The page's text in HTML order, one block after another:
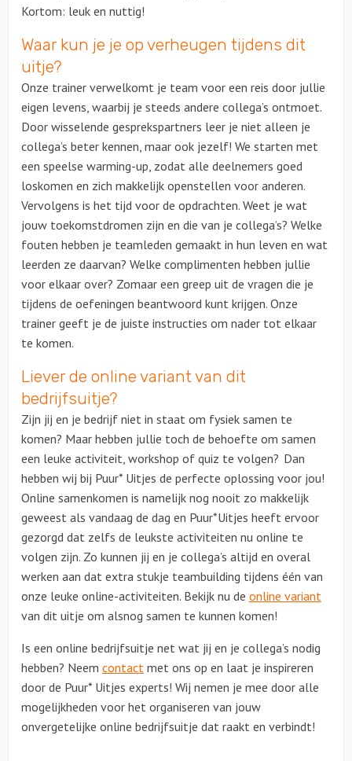
Rondleidingen
Wandelingen
Fietstochten
Segwaytours
Solextours
Locaties
Themafeesten
Dinnershows
Kortom: leuk en nuttig!
Waar kun je je op verheugen tijdens dit
uitje?
Onze trainer verwelkomt je team voor een reis door jullie
eigen levens, waarbij je steeds andere collega’s ontmoet.
Door wisselende gesprekspartners leer je niet alleen je
collega’s beter kennen, maar ook jezelf! We starten met
een speelse warming-up, zodat alle deelnemers goed
loskomen en zich makkelijk openstellen voor anderen.
Vervolgens is het tijd voor de opdrachten. Weet je wat
jouw toekomstdromen zijn en die van je collega’s? Welke
fouten hebben je teamleden gemaakt in hun leven en wat
leerden ze daarvan? Welke complimenten hebben jullie
voor elkaar over? Zomaar een greep uit de vragen die je
tijdens de oefeningen beantwoord kunt krijgen. Onze
trainer geeft je de juiste instructies om nader tot elkaar
te komen.
Liever de online variant van dit
bedrijfsuitje?
Zijn jij en je bedrijf niet in staat om fysiek samen te
komen? Maar hebben jullie toch de behoefte om samen
een leuke activiteit, workshop of quiz te volgen? Dan
hebben wij bij Puur* Uitjes de perfecte oplossing voor jou!
Online samenkomen is namelijk nog nooit zo makkelijk
geweest als vandaag de dag en Puur*Uitjes heeft ervoor
gezorgd dat zelfs de leukste activiteiten nu online te
volgen zijn. Zo kunnen jij en je collega’s altijd en overal
werken aan dat extra stukje teambuilding tijdens één van
onze leuke online-activiteiten. Bekijk nu de online variant
van dit uitje om alsnog samen te kunnen komen!
Is een online bedrijfsuitje net wat jij en je collega’s nodig
hebben? Neem contact met ons op en laat je inspireren
door de Puur* Uitjes experts! Wij nemen je mee door alle
mogelijkheden voor het organiseren van jouw
onvergetelijke online bedrijfsuitje dat raakt en verbindt!